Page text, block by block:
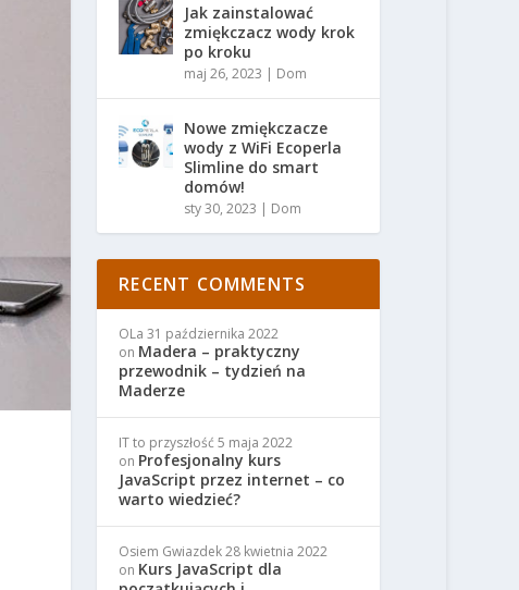
Jak zainstalować
zmiękczacz wody krok
po kroku
maj 26, 2023 | Dom
Nowe zmiękczacze
wody z WiFi Ecoperla
Slimline do smart
domów!
sty 30, 2023 | Dom
RECENT COMMENTS
OLa 31 października 2022
on Madera – praktyczny
przewodnik – tydzień na
Maderze
IT to przyszłość5 maja 2022
on Profesjonalny kurs
JavaScript przez internet – co
warto wiedzieć?
Osiem Gwiazdek28 kwietnia 2022
on Kurs JavaScript dla